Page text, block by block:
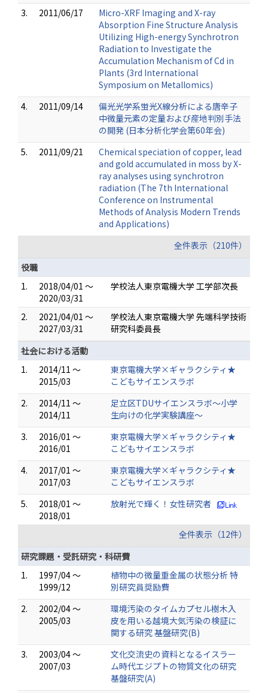
3. 2011/06/17
Micro-XRF Imaging and X-ray
Absorption Fine Structure Analysis
Utilizing High-energy Synchrotron
Radiation to Investigate the
Accumulation Mechanism of Cd in
Plants (3rd International
Symposium on Metallomics)
4.
2011/09/14
偏光光学系蛍光X線分析による唐辛子
中微量元素の定量および産地判別手法
の開発 (日本分析化学会第60年会)
5.
2011/09/21
Chemical speciation of copper, lead
and gold accumulated in moss by X-
ray analyses using synchrotron
radiation (The 7th International
Conference on Instrumental
Methods of Analysis Modern Trends
and Applications)
全件表示（210件）
役職
1.
2018/04/01 ～
2020/03/31
学校法人東京電機大学 工学部次長
2.
2021/04/01 ～
2027/03/31
学校法人東京電機大学 先端科学技術
研究科委員長
社会における活動
1.
2014/11 ～
2015/03
東京電機大学×ギャラクシティ★
こどもサイエンスラボ
2.
2014/11 ～
2014/11
足立区TDUサイエンスラボ～小学
生向けの化学実験講座～
3.
2016/01 ～
2016/01
東京電機大学×ギャラクシティ★
こどもサイエンスラボ
4.
2017/01 ～
2017/03
東京電機大学×ギャラクシティ★
こどもサイエンスラボ
5.
2018/01 ～
2018/01
放射光で輝く！女性研究者
全件表示（12件）
研究課題・受託研究・科研費
1.
1997/04 ～
1999/12
植物中の微量重金属の状態分析 特
別研究員奨励費
2.
2002/04 ～
2005/03
環境汚染のタイムカプセル樹木入
皮を用いる越境大気汚染の検証に
関する研究 基盤研究(B)
3.
2003/04 ～
2007/03
文化交流史の資料となるイスラー
ム時代エジプトの物質文化の研究
基盤研究(A)